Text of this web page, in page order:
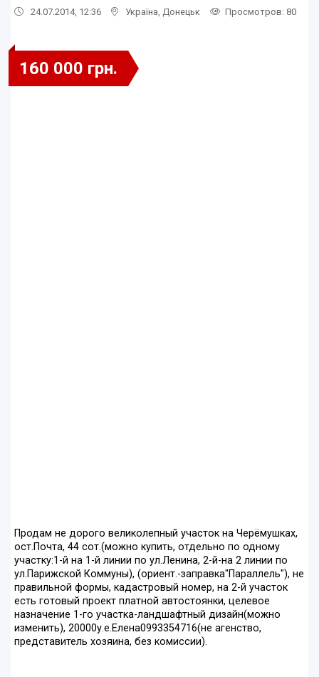
24.07.2014, 12:36 Україна Донецьк Просмотров: 80
160 000 грн.
Продам не дорого великолепный участок на Черёмушках,
ост.Почта, 44 сот.(можно купить, отдельно по одному
участку:1-й на 1-й линии по ул.Ленина, 2-й-на 2 линии по
ул.Парижской Коммуны), (ориент.-заправка"Параллель"), не
правильной формы, кадастровый номер, на 2-й участок
есть готовый проект платной автостоянки, целевое
назначение 1-го участка-ландшафтный дизайн(можно
изменить), 20000у.е.Елена0993354716(не агенство,
представитель хозяина, без комиссии).